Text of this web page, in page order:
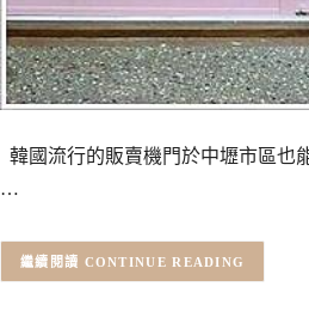
韓國流行的販賣機門於中壢市區也
…
CONTINUE READING